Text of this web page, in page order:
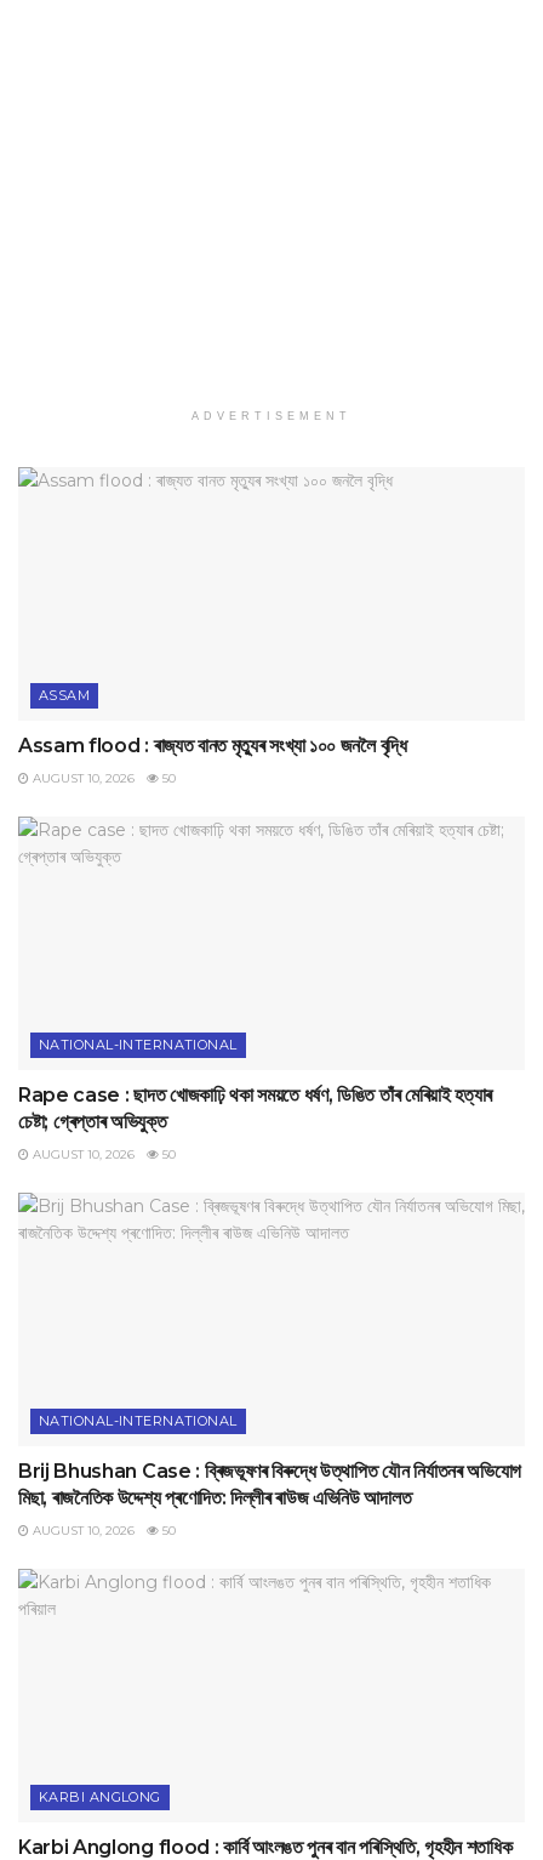
ADVERTISEMENT
ASSAM
Assam flood : ৰাজ্যত বানত মৃত্যুৰ সংখ্যা ১০০ জনলৈ বৃদ্ধি
AUGUST 10, 2026 50
NATIONAL-INTERNATIONAL
Rape case : ছাদত খোজকাঢ়ি থকা সময়তে ধৰ্ষণ, ডিঙিত তাঁৰ মেৰিয়াই হত্যাৰ
চেষ্টা; গ্ৰেপ্তাৰ অভিযুক্ত
AUGUST 10, 2026 50
NATIONAL-INTERNATIONAL
Brij Bhushan Case : ব্ৰিজভূষণৰ বিৰুদ্ধে উত্থাপিত যৌন নিৰ্যাতনৰ অভিযোগ
মিছা, ৰাজনৈতিক উদ্দেশ্য প্ৰণোদিত: দিল্লীৰ ৰাউজ এভিনিউ আদালত
AUGUST 10, 2026 50
KARBI ANGLONG
Karbi Anglong flood : কার্বি আংলঙত পুনৰ বান পৰিস্থিতি, গৃহহীন শতাধিক